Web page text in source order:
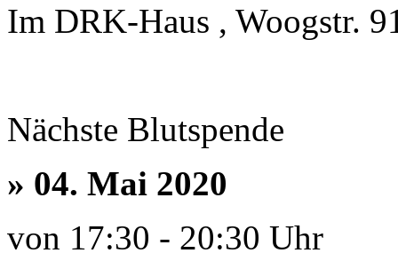
Im DRK-Haus , Woogstr.
Nächste Blutspende
» 04. Mai 2020
von 17:30 - 20:30 Uhr